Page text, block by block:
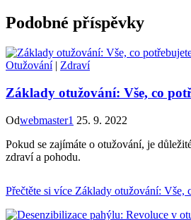
Podobné příspěvky
Otužování| Zdraví
Základy otužování: Vše, co
Odwebmaster1 25. 9. 2022
Pokud se zajímáte o otužování, je
zdraví a pohodu.
Přečtěte si více Základy otužování: Vše,